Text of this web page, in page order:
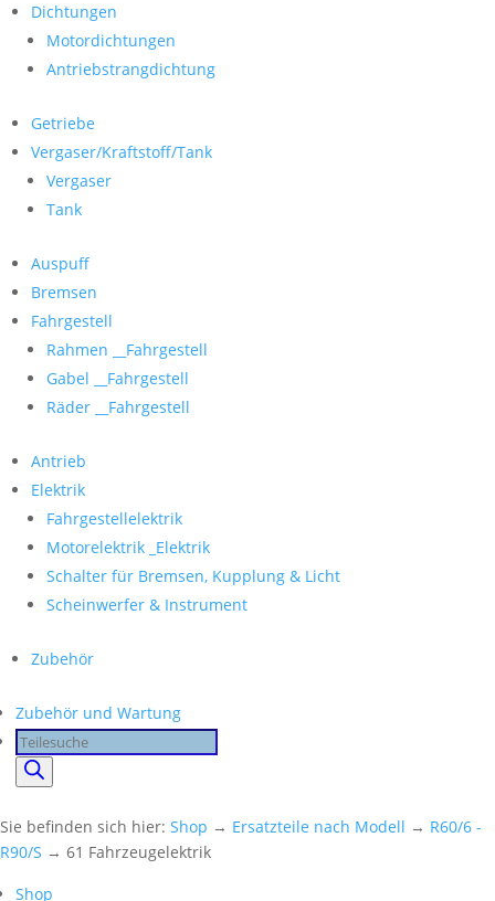
Dichtungen
Motordichtungen
Antriebstrangdichtung
Getriebe
Vergaser/Kraftstoff/Tank
Vergaser
Tank
Auspuff
Bremsen
Fahrgestell
Rahmen __Fahrgestell
Gabel __Fahrgestell
Räder __Fahrgestell
Antrieb
Elektrik
Fahrgestellelektrik
Motorelektrik _Elektrik
Schalter für Bremsen, Kupplung & Licht
Scheinwerfer & Instrument
Zubehör
Zubehör und Wartung
Products
search
Sie befinden sich hier: Shop → Ersatzteile nach Modell → R60/6 -
R90/S → 61 Fahrzeugelektrik
Shop